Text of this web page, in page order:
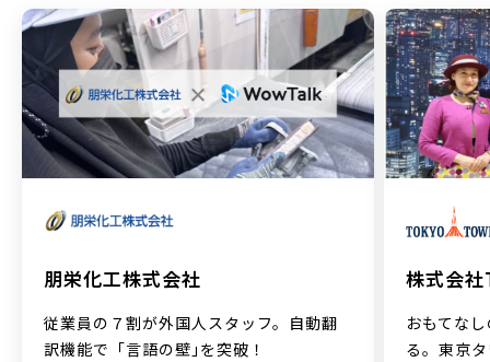
朋栄化工株式会社
従業員の７割が外国人スタッフ。自動翻
訳機能で「言語の壁｣を突破！
株式会
おもてな
る。東京